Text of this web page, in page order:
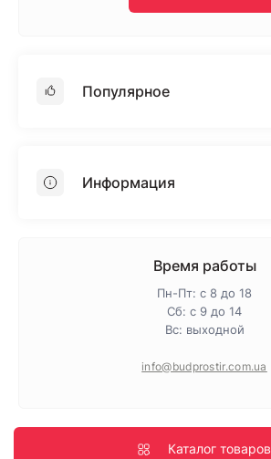
Популярное
ПенопластИнформация
Политика конфиденциальности
Время работы
Пн-Пт: с 8 до 18
Сб: с 9 до 14
Вс: выходной
info@budprostir.com.ua
Каталог товаров